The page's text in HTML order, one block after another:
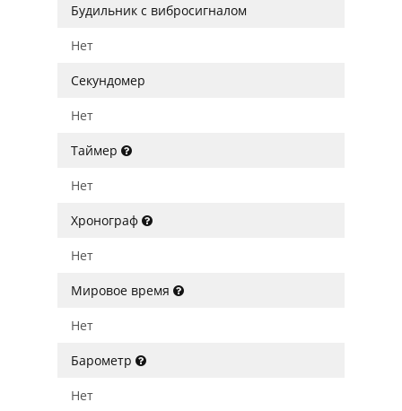
Будильник с вибросигналом
Нет
Секундомер
Нет
Таймер
Нет
Хронограф
Нет
Мировое время
Нет
Барометр
Нет